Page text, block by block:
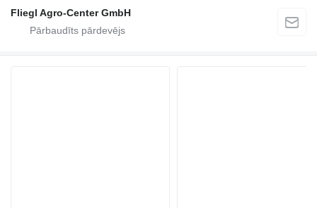
Fliegl Agro-Center GmbH